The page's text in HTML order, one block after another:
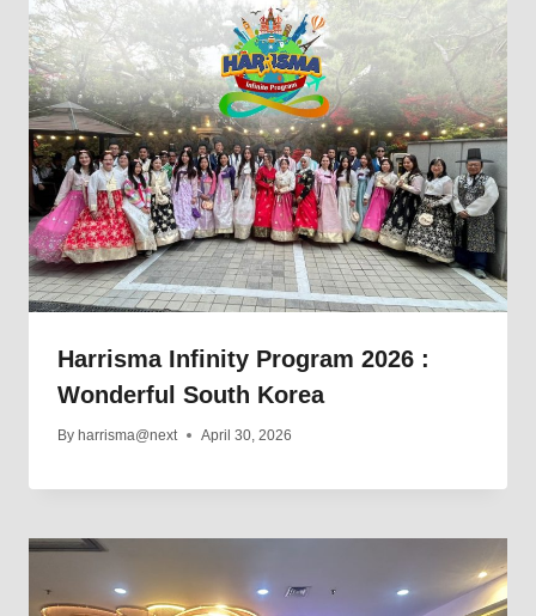
Harrisma Infinity Program 2026 :
Wonderful South Korea
By harrisma@next April 30, 2026